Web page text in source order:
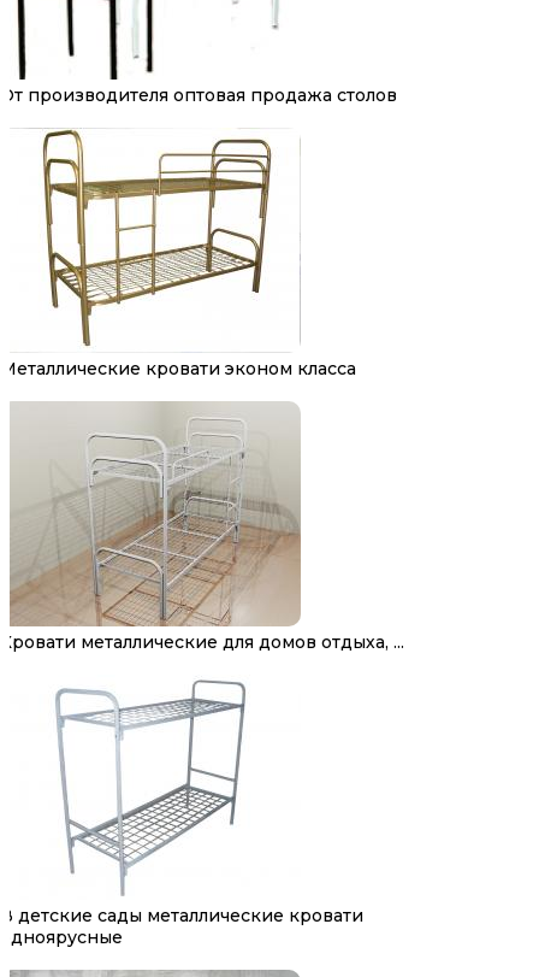
От производителя оптовая продажа столов
Металлические кровати эконом класса
Кровати металлические для домов отдыха, ...
В детские сады металлические кровати
одноярусные